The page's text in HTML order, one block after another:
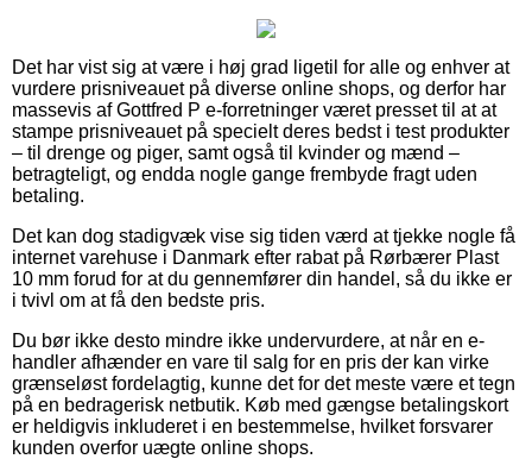
Det har vist sig at være i høj grad ligetil for alle og enhver at
vurdere prisniveauet på diverse online shops, og derfor har
massevis af Gottfred P e-forretninger været presset til at at
stampe prisniveauet på specielt deres bedst i test produkter
– til drenge og piger, samt også til kvinder og mænd –
betragteligt, og endda nogle gange frembyde fragt uden
betaling.
Det kan dog stadigvæk vise sig tiden værd at tjekke nogle få
internet varehuse i Danmark efter rabat på Rørbærer Plast
10 mm forud for at du gennemfører din handel, så du ikke er
i tvivl om at få den bedste pris.
Du bør ikke desto mindre ikke undervurdere, at når en e-
handler afhænder en vare til salg for en pris der kan virke
grænseløst fordelagtig, kunne det for det meste være et tegn
på en bedragerisk netbutik. Køb med gængse betalingskort
er heldigvis inkluderet i en bestemmelse, hvilket forsvarer
kunden overfor uægte online shops.